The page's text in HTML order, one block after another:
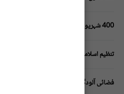
400 شہریوں کیلئے ایک پولیس اہلکار لازمی، کراچی میں صورتحال کیا ہے؟
تنظیم اسلامی کے زیرِ اہتمام ملک گیر آگاہی مہم!
فضائی آلودگی انسانی دماغ کیلیے کیسے